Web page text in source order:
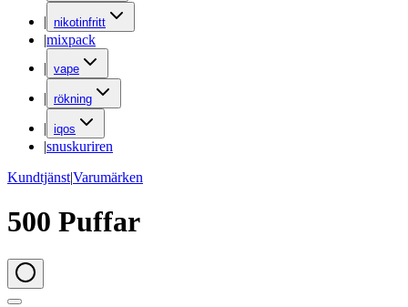
| nikotinfritt
|mixpack
| vape
| rökning
| iqos
|snuskuriren
Kundtjänst|Varumärken
500 Puffar